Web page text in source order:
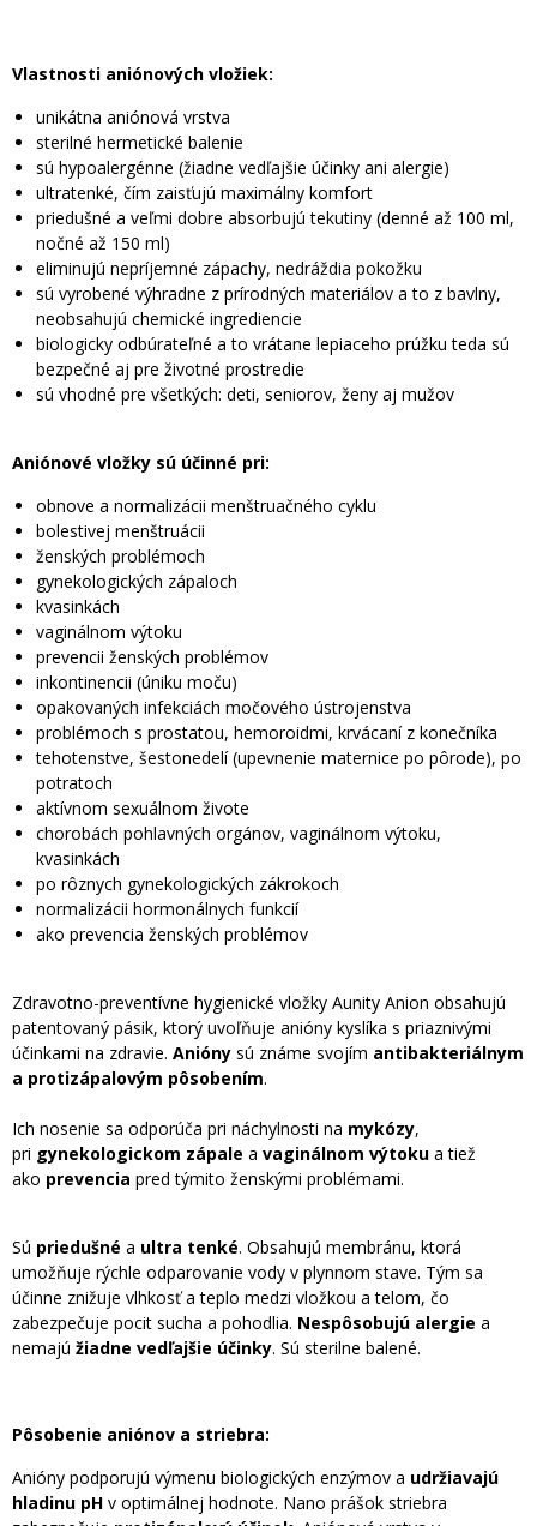
Vlastnosti aniónových vložiek:
unikátna aniónová vrstva
sterilné hermetické balenie
sú hypoalergénne (žiadne vedľajšie účinky ani alergie)
ultratenké, čím zaisťujú maximálny komfort
priedušné a veľmi dobre absorbujú tekutiny (denné až 100 ml,
nočné až 150 ml)
eliminujú nepríjemné zápachy, nedráždia pokožku
sú vyrobené výhradne z prírodných materiálov a to z bavlny,
neobsahujú chemické ingrediencie
biologicky odbúrateľné a to vrátane lepiaceho prúžku teda sú
bezpečné aj pre životné prostredie
sú vhodné pre všetkých: deti, seniorov, ženy aj mužov
Aniónové vložky sú účinné pri:
obnove a normalizácii menštruačného cyklu
bolestivej menštruácii
ženských problémoch
gynekologických zápaloch
kvasinkách
vaginálnom výtoku
prevencii ženských problémov
inkontinencii (úniku moču)
opakovaných infekciách močového ústrojenstva
problémoch s prostatou, hemoroidmi, krvácaní z konečníka
tehotenstve, šestonedelí (upevnenie maternice po pôrode), po
potratoch
aktívnom sexuálnom živote
chorobách pohlavných orgánov, vaginálnom výtoku,
kvasinkách
po rôznych gynekologických zákrokoch
normalizácii hormonálnych funkcií
ako prevencia ženských problémov
Zdravotno-preventívne hygienické vložky Aunity Anion obsahujú
patentovaný pásik, ktorý uvoľňuje anióny kyslíka s priaznivými
účinkami na zdravie. Anióny sú známe svojím antibakteriálnym
a protizápalovým pôsobením.
Ich nosenie sa odporúča pri náchylnosti na mykózy,
pri gynekologickom zápale a vaginálnom výtoku a tiež
ako prevencia pred týmito ženskými problémami.
Sú priedušné a ultra tenké. Obsahujú membránu, ktorá
umožňuje rýchle odparovanie vody v plynnom stave. Tým sa
účinne znižuje vlhkosť a teplo medzi vložkou a telom, čo
zabezpečuje pocit sucha a pohodlia. Nespôsobujú alergie a
nemajú žiadne vedľajšie účinky. Sú sterilne balené.
Pôsobenie aniónov a striebra:
Anióny podporujú výmenu biologických enzýmov a udržiavajú
hladinu pH v optimálnej hodnote. Nano prášok striebra